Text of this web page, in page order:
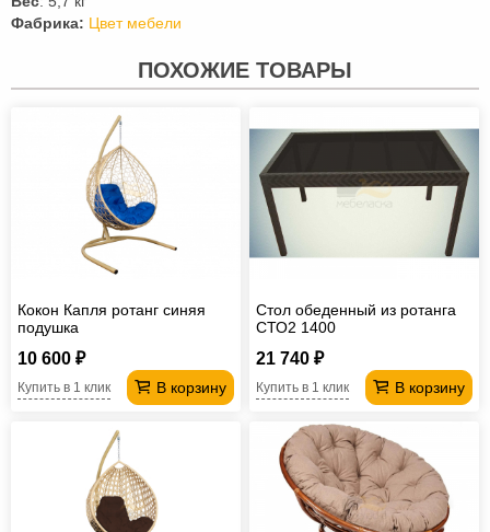
Фабрика: Цвет мебели
ПОХОЖИЕ ТОВАРЫ
Кокон Капля ротанг синяя
подушка
10 600 ₽
В корзину
Купить в 1 клик
Стол обеденный из ротанга
СТО2 1400
21 740 ₽
В корзину
Купить в 1 клик